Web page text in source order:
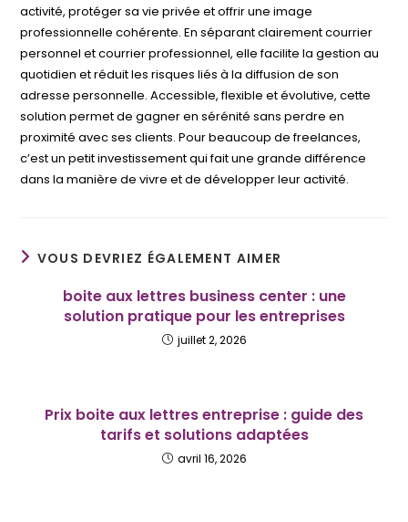
activité, protéger sa vie privée et offrir une image
professionnelle cohérente. En séparant clairement courrier
personnel et courrier professionnel, elle facilite la gestion au
quotidien et réduit les risques liés à la diffusion de son
adresse personnelle. Accessible, flexible et évolutive, cette
solution permet de gagner en sérénité sans perdre en
proximité avec ses clients. Pour beaucoup de freelances,
c’est un petit investissement qui fait une grande différence
dans la manière de vivre et de développer leur activité.
VOUS DEVRIEZ ÉGALEMENT AIMER
boite aux lettres business center : une
solution pratique pour les entreprises
juillet 2, 2026
Prix boite aux lettres entreprise : guide des
tarifs et solutions adaptées
avril 16, 2026